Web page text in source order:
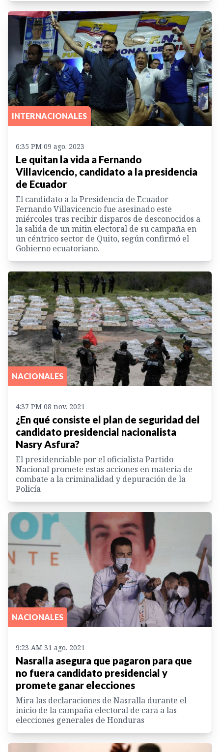
INTERNACIONALES
6:35 PM 09 ago. 2023
Le quitan la vida a Fernando
Villavicencio, candidato a la presidencia
de Ecuador
El candidato a la Presidencia de Ecuador
Fernando Villavicencio fue asesinado este
miércoles tras recibir disparos de desconocidos a
la salida de un mitin electoral de su campaña en
un céntrico sector de Quito, según confirmó el
Gobierno ecuatoriano.
NACIONALES
4:37 PM 08 nov. 2021
¿En qué consiste el plan de seguridad del
candidato presidencial nacionalista
Nasry Asfura?
El presidenciable por el oficialista Partido
Nacional promete estas acciones en materia de
combate a la criminalidad y depuración de la
Policía
NACIONALES
9:23 AM 31 ago. 2021
Nasralla asegura que pagaron para que
no fuera candidato presidencial y
promete ganar elecciones
Mira las declaraciones de Nasralla durante el
inicio de la campaña electoral de cara a las
elecciones generales de Honduras